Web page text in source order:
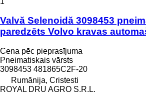
Valvă Selenoidă 3098453
paredzēts Volvo kravas
Cena pēc pieprasījuma
Pneimatiskais vārsts
3098453 481865C2F-20
Rumānija, Cristesti
ROYAL DRU AGRO S.R.L.